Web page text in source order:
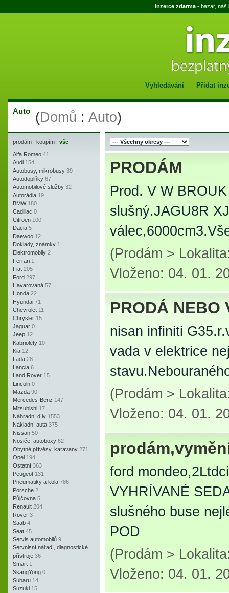
Inzerce zdarma - bazar, náš
Vyhledávání Přidat
Auto (Domů : Auto)
prodám | koupím | vše
Alfa Romeo 41
Audi 154
Autobusy, mikrobusy 39
Autodoplňky 67
Automobilové služby 32
Autorádia 19
BMW 180
Cadillac 0
Citroën 100
Dacia 5
Daewoo 12
Doklady, známky 1
Elektromobily 2
Ferrari 1
Fiat 205
Ford 297
Havarovaná 57
Honda 22
Hyundai 71
Chevrolet 11
Chrysler 15
Jaguar 0
Jeep 12
Kabriolety 10
Kia 12
Lada 28
Lancia 6
Land Rover 15
Lincoln 0
Mazda 90
Mercedes-Benz 147
Mitsubishi 17
Náhradní díly 1553
Nákladní auta 375
Nissan 50
Nosiče, autoboxy 62
Obytné přívěsy, karavany 271
Opel 194
Ostatní 363
Peugeot 131
Pneumatiky a kola 786
Porsche 2
Půjčovna 5
Renault 204
Rover 3
Saab 4
Seat 45
Servis automobilů 9
Servnisní nářadí, diagnostické
přístroje 36
Smart 1
SsangYong 0
Subaru 14
Suzuki 15
PRODÁM
Prod. V W
slušný.JAGU8R
(Prodám >
Vloženo: 04. 01.
PRODÁ NEBO
nisan infiniti
vada v elektrice
(Prodám >
Vloženo: 04. 01.
ford
VYHRÍVANÉ
slušného buse
POD
(Prodám >
Vloženo: 04. 01.